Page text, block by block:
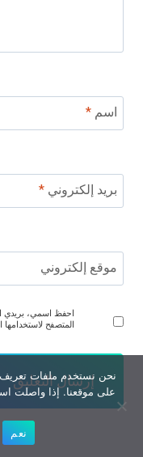
اسم *
بريد إلكتروني *
موقع إلكتروني
احفظ اسمي، بريدي
المتصفح لاستخدامها
نحن نستخدم ملفات تعريف
على موقعنا. إذا واصلت
نعم